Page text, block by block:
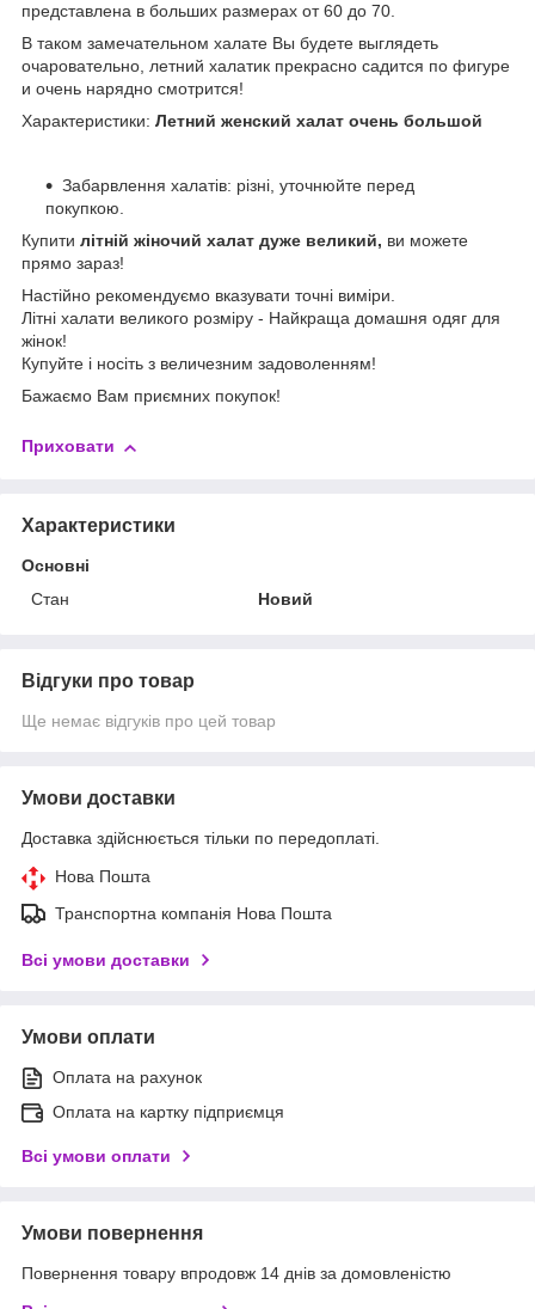
представлена в больших размерах от 60 до 70.
В таком замечательном халате Вы будете выглядеть
очаровательно, летний халатик прекрасно садится по фигуре
и очень нарядно смотрится!
Характеристики: Летний женский халат очень большой
Забарвлення халатів: різні, уточнюйте перед
покупкою.
Купити літній жіночий халат дуже великий, ви можете
прямо зараз!
Настійно рекомендуємо вказувати точні виміри.
Літні халати великого розміру - Найкраща домашня одяг для
жінок!
Купуйте і носіть з величезним задоволенням!
Бажаємо Вам приємних покупок!
Приховати
Характеристики
Основні
Стан
Новий
Відгуки про товар
Ще немає відгуків про цей товар
Умови доставки
Доставка здійснюється тільки по передоплаті.
Нова Пошта
Транспортна компанія Нова Пошта
Всі умови доставки
Умови оплати
Оплата на рахунок
Оплата на картку підприємця
Всі умови оплати
Умови повернення
Повернення товару впродовж 14 днів за домовленістю